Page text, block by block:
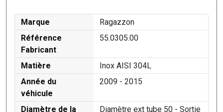
Marque
Ragazzon
Référence
Fabricant
55.0305.00
Matière
Inox AISI 304L
Année du
véhicule
2009 - 2015
Diamètre de la
Diamètre ext tube 50 - Sortie